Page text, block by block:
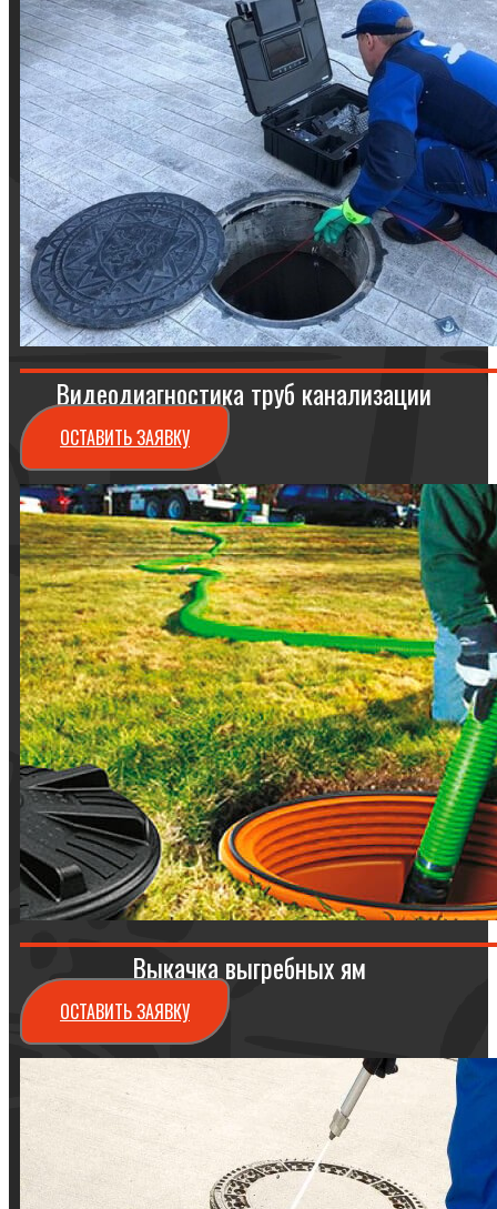
Видеодиагностика труб канализации
ОСТАВИТЬ ЗАЯВКУ
Выкачка выгребных ям
ОСТАВИТЬ ЗАЯВКУ